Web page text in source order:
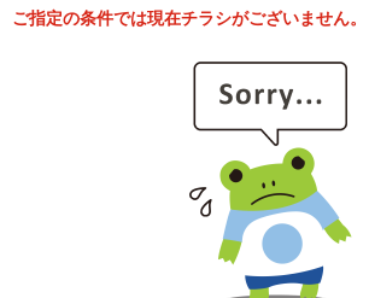
ご指定の条件では現在チラシがございません。